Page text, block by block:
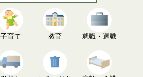
子育て 教育 就職・退職